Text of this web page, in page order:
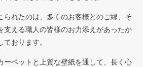
られたのは、多くのお客様とのご縁、そ
支える職人の皆様のお力添えがあったか
おります。
ーペットと上質な壁紙を通して、長く心